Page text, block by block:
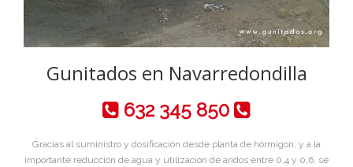
Gunitados en Navarredondilla
632 345 850
Gracias al suministro y dosificación desde planta de hórmigon, y a la
importante reducción de agua y utilización de aridos entre 0,4 y 0,6, se